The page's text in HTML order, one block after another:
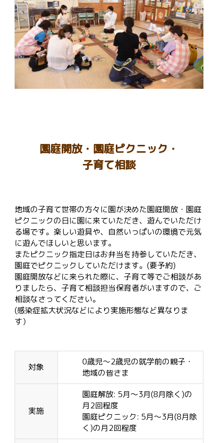
園庭開放・園庭ピクニック・
子育て相談
地域の子育て世帯の方々に園が決めた園庭開放・園庭
ピクニックの日に園に来ていただき、遊んでいただけ
る場です。楽しい遊具や、自然いっぱいの環境で元気
に遊んでほしいと思います。
またピクニック指定日はお弁当を持参していただき、
園庭でピクニックしていただけます。(要予約)
園庭開放などに来られた際に、子育て等でご相談があ
りましたら、子育て相談担当保育者がいますので、ご
相談なさってください。
(感染症拡大状況などにより実施形態など異なりま
す）
対象
0歳児～2歳児の就学前の親子・
地域の皆さま
実施
園庭解放: 5月～3月(8月除く)の
月2回程度
園庭ピクニック: 5月～3月(8月除
く)の月2回程度